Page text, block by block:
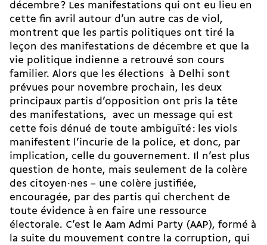
décembre ? Les manifestations qui ont eu lieu en
cette fin avril autour d’un autre cas de viol,
montrent que les partis politiques ont tiré la
leçon des manifestations de décembre et que la
vie politique indienne a retrouvé son cours
familier. Alors que les élections à Delhi sont
prévues pour novembre prochain, les deux
principaux partis d’opposition ont pris la tête
des manifestations, avec un message qui est
cette fois dénué de toute ambiguïté : les viols
manifestent l’incurie de la police, et donc, par
implication, celle du gouvernement. Il n’est plus
question de honte, mais seulement de la colère
des ci­toyen·nes – une colère justifiée,
encouragée, par des partis qui cherchent de
toute évidence à en faire une ressource
électorale. C’est le Aam Admi Party (AAP), formé à
la suite du mouvement contre la corruption, qui